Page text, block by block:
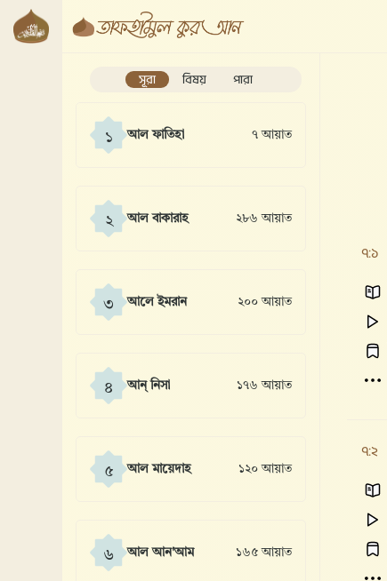
সূরা বিষয় পারা
১ আল ফাতিহা ৭ আয়াত
২ আল বাকারাহ ২৮৬ আয়াত
৩ আলে ইমরান ২০০ আয়াত
৪ আন্ নিসা ১৭৬ আয়াত
৫ আল মায়েদাহ ১২০ আয়াত
৬ আল আন'আম ১৬৫ আয়াত
৭:১
৭:২